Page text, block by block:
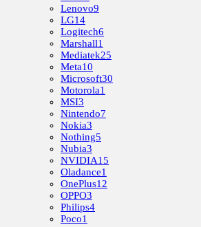
Lenovo9
LG14
Logitech6
Marshall1
Mediatek25
Meta10
Microsoft30
Motorola1
MSI3
Nintendo7
Nokia3
Nothing5
Nubia3
NVIDIA15
Oladance1
OnePlus12
OPPO3
Philips4
Poco1